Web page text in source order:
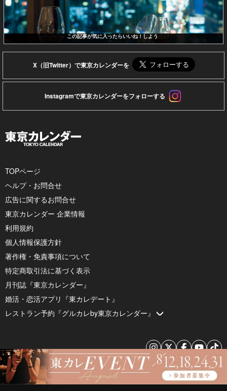
この記事が気に入ったらいいね！しよう
X（旧Twitter）で東京カレンダーを
Instagramで東京カレンダーをフォローする
TOPページ
ヘルプ・お問合せ
広告に関するお問合せ
東京カレンダー 企業情報
利用規約
個人情報保護方針
著作権・免責事項について
特定商取引法に基づく表示
月刊誌『東京カレンダー』
婚活・恋活アプリ『東カレデート』
レストラン予約『グルカレby東京カレンダー』
© 2026 by Tokyo Calendar, Inc.